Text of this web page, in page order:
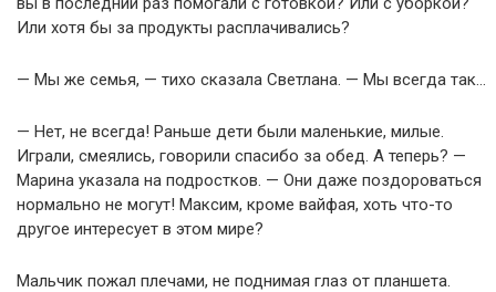
Или хотя бы за продукты расплачивались?
— Мы же семья, — тихо сказала Светлана. — Мы всегда так…
— Нет, не всегда! Раньше дети были маленькие, милые.
Играли, смеялись, говорили спасибо за обед. А теперь? —
Марина указала на подростков. — Они даже поздороваться
нормально не могут! Максим, кроме вайфая, хоть что-то
другое интересует в этом мире?
Мальчик пожал плечами, не поднимая глаз от планшета.